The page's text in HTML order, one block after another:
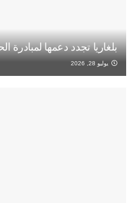
بلغاريا تجدد دعمها لمبادرة
يوليو 28, 2026